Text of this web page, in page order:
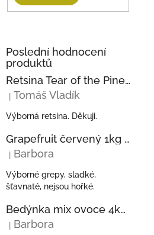
Poslední hodnocení
produktů
Retsina Tear of the Pine 750ml 2023 KECHRIS
Hodnocení produktu je 5 z 5 hvězdiček.
| Tomáš Vladík
Výborná retsina. Děkuji.
Grapefruit červený 1kg z Řecka
Hodnocení produktu je 5 z 5 hvězdiček.
| Barbora
Výborné grepy, sladké,
šťavnaté, nejsou hořké.
Bedýnka mix ovoce 4kg - pomeranče, mandarinky, kiwi, avokáda z Řecka
Hodnocení produktu je 5 z 5 hvězdiček.
| Barbora